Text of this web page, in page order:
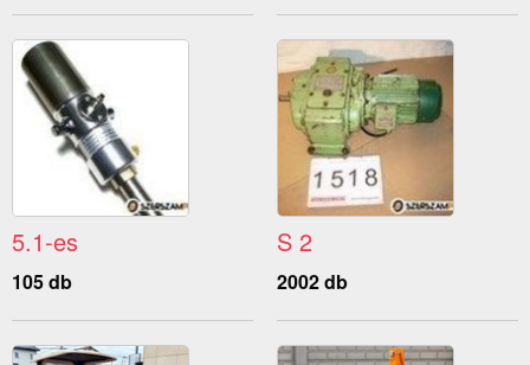
5.1-es
105 db
S 2
2002 db